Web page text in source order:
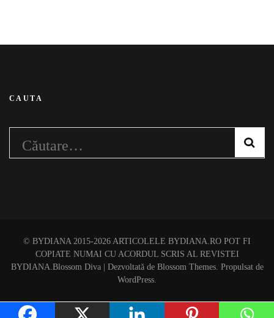
CAUTA
Caută
© BYDIANA 2015-2026 ARTICOLELE BYDIANA.RO POT FI
COPIATE NUMAI CU ACORDUL SCRIS AL REVISTEI
BYDIANA.Blossom Diva | Dezvoltată deBlossom Themes. Propulsat de
WordPress.